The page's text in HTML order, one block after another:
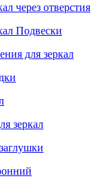
через отверстия
Подвески
для зеркал
зеркал